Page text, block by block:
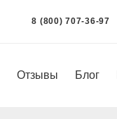
8 (800) 707-36-97
Отзывы Блог